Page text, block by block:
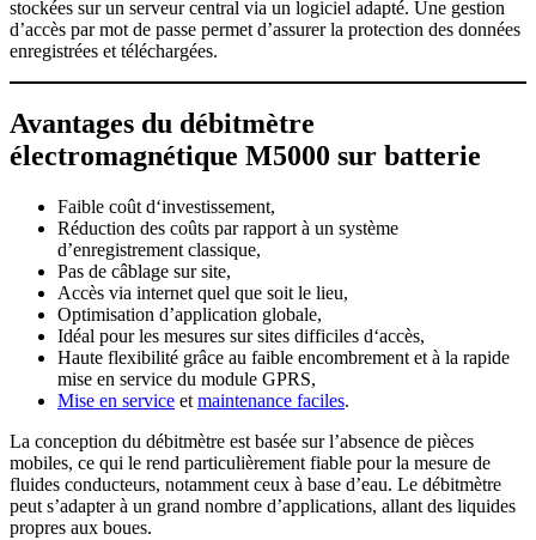
stockées sur un serveur central via un logiciel adapté. Une gestion
d’accès par mot de passe permet d’assurer la protection des données
enregistrées et téléchargées.
Avantages du débitmètre
électromagnétique M5000 sur batterie
Faible coût d‘investissement,
Réduction des coûts par rapport à un système
d’enregistrement classique,
Pas de câblage sur site,
Accès via internet quel que soit le lieu,
Optimisation d’application globale,
Idéal pour les mesures sur sites difficiles d‘accès,
Haute flexibilité grâce au faible encombrement et à la rapide
mise en service du module GPRS,
Mise en service et maintenance faciles.
La conception du débitmètre est basée sur l’absence de pièces
mobiles, ce qui le rend particulièrement fiable pour la mesure de
fluides conducteurs, notamment ceux à base d’eau. Le débitmètre
peut s’adapter à un grand nombre d’applications, allant des liquides
propres aux boues.